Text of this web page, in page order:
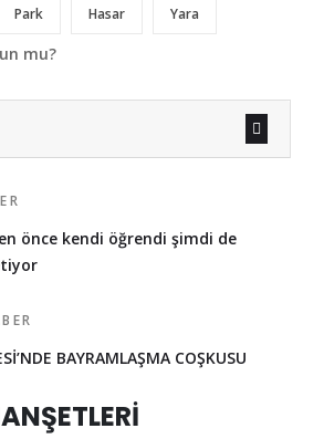
Park Hasar Yara
mu?
önce kendi öğrendi şimdi de
BAYRAMLAŞMA COŞKUSU